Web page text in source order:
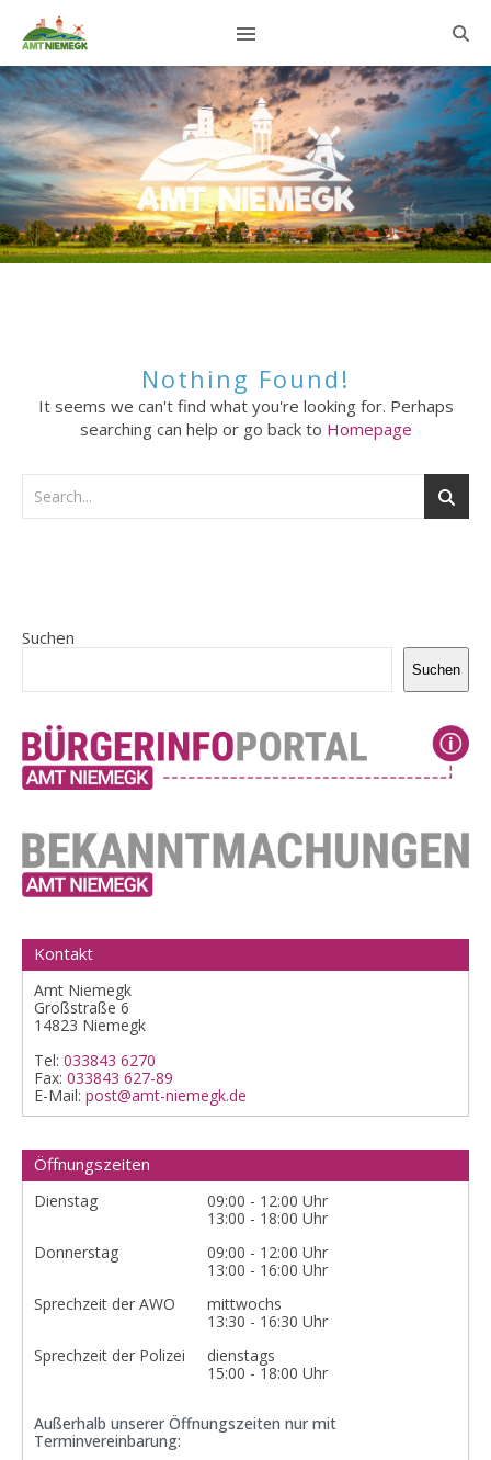
Nothing Found!
It seems we can't find what you're looking for. Perhaps
searching can help or go back to Homepage
Suchen
Suchen
Kontakt
Amt Niemegk
Großstraße 6
14823 Niemegk
Tel: 033843 6270
Fax: 033843 627-89
E-Mail: post@amt-niemegk.de
Öffnungszeiten
Dienstag
09:00 - 12:00 Uhr
13:00 - 18:00 Uhr
Donnerstag
09:00 - 12:00 Uhr
13:00 - 16:00 Uhr
Sprechzeit der AWO
mittwochs
13:30 - 16:30 Uhr
Sprechzeit der Polizei
dienstags
15:00 - 18:00 Uhr
Außerhalb unserer Öffnungszeiten nur mit
Terminvereinbarung: